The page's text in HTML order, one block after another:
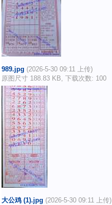
989.jpg (2026-5-30 09:11 上传)
原图尺寸 188.83 KB, 下载次数: 100
大公鸡 (1).jpg (2026-5-30 09:11 上传)